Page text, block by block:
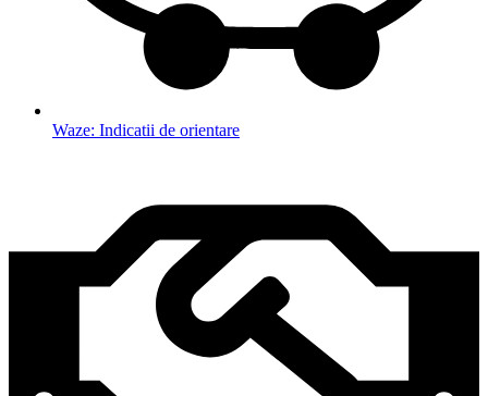
Waze: Indicatii de orientare